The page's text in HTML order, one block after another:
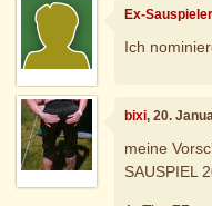
Ex-
Ich
bixi, 20.
meine
SAUSPIEL